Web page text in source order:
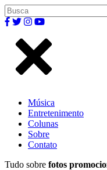
Música
Entretenimento
Colunas
Sobre
Contato
Tudo sobre fotos